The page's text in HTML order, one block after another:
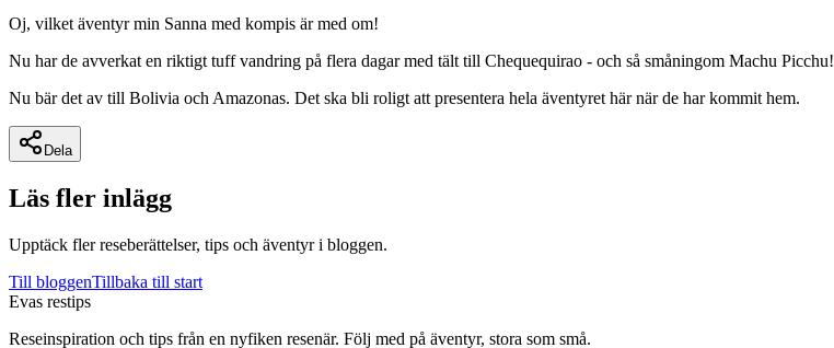
Oj, vilket äventyr min Sanna med kompis är med om!
Nu har de avverkat en riktigt tuff vandring på flera dagar med tält till Chequequirao - och så småningom Machu Picchu!
Nu bär det av till Bolivia och Amazonas. Det ska bli roligt att presentera hela äventyret här när de har kommit hem.
Dela
Läs fler inlägg
Upptäck fler reseberättelser, tips och äventyr i bloggen.
Till bloggenTillbaka till start
Evas restips
Reseinspiration och tips från en nyfiken resenär. Följ med på äventyr, stora som små.